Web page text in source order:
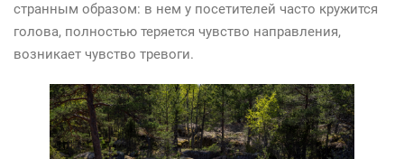
странным образом: в нем у посетителей часто кружится
голова, полностью теряется чувство направления,
возникает чувство тревоги.